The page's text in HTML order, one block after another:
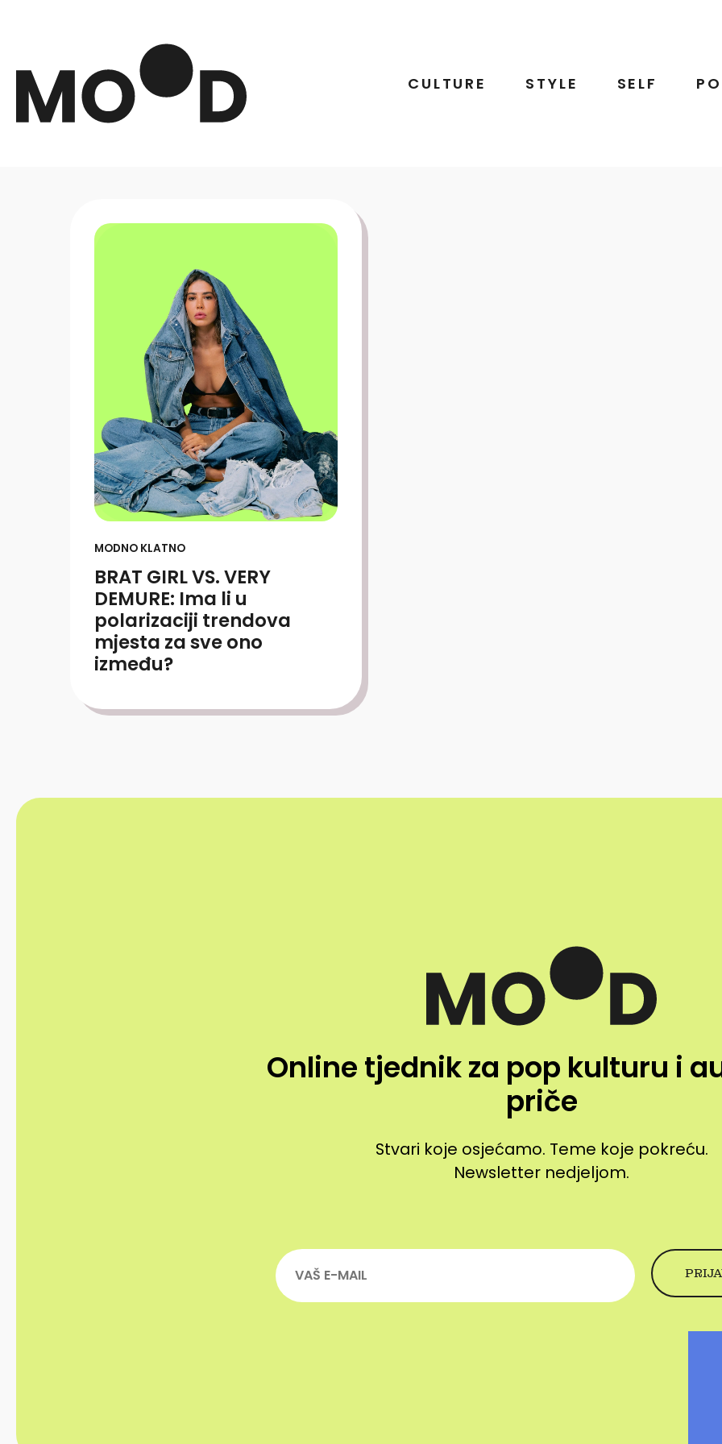
CULTURE STYLE SELF
MODNO KLATNO
BRAT GIRL VS. VERY
DEMURE: Ima li u
polarizaciji trendova
mjesta za sve ono
između?
Online tjednik za pop kulturu i
priče
Stvari koje osjećamo. Teme koje pokreću.
Newsletter nedjeljom.